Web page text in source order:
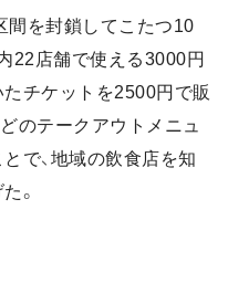
間を封鎖してこたつ10
22店舗で使える3000円
チケットを2500円で販
のテークアウトメニュ
で、地域の飲食店を知
。